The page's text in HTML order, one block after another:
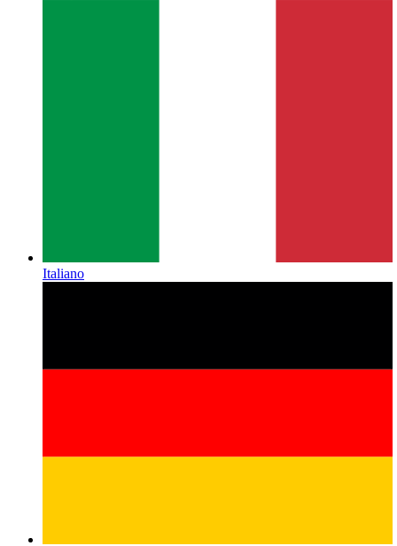
Italiano